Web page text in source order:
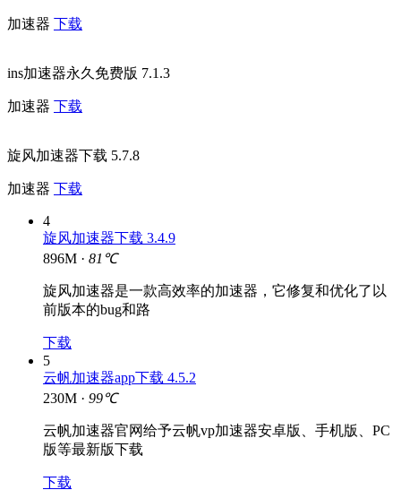
加速器 下载
ins加速器永久免费版 7.1.3
加速器 下载
旋风加速器下载 5.7.8
加速器 下载
4
旋风加速器下载 3.4.9
896M · 81℃
旋风加速器是一款高效率的加速器，它修复和优化了以
前版本的bug和路
下载
5
云帆加速器app下载 4.5.2
230M · 99℃
云帆加速器官网给予云帆vp加速器安卓版、手机版、PC
版等最新版下载
下载